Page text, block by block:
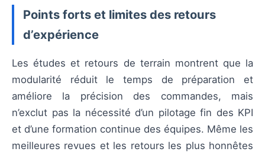
Points forts et limites des retours
d’expérience
Les études et retours de terrain montrent que la
modularité réduit le temps de préparation et
améliore la précision des commandes, mais
n’exclut pas la nécessité d’un pilotage fin des KPI
et d’une formation continue des équipes. Même les
meilleures revues et les retours les plus honnêtes